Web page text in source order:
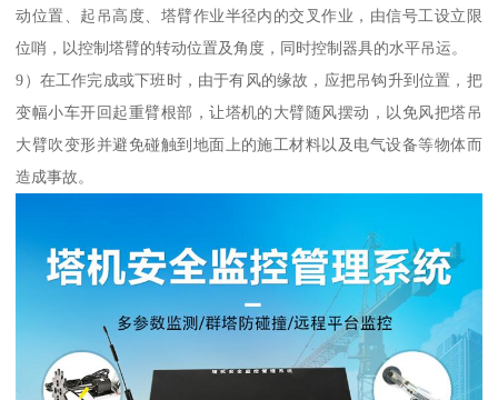
动位置、起吊高度、塔臂作业半径内的交叉作业，由信号工设立限
位哨，以控制塔臂的转动位置及角度，同时控制器具的水平吊运。
9）在工作完成或下班时，由于有风的缘故，应把吊钩升到位置，把
变幅小车开回起重臂根部，让塔机的大臂随风摆动，以免风把塔吊
大臂吹变形并避免碰触到地面上的施工材料以及电气设备等物体而
造成事故。